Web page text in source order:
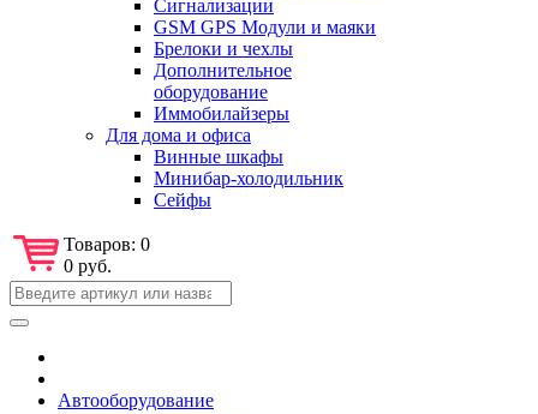
Сигнализации
GSM GPS Модули и маяки
Брелоки и чехлы
Дополнительное
оборудование
Иммобилайзеры
Для дома и офиса
Винные шкафы
Минибар-холодильник
Сейфы
Товаров: 0
0 руб.
Автооборудование